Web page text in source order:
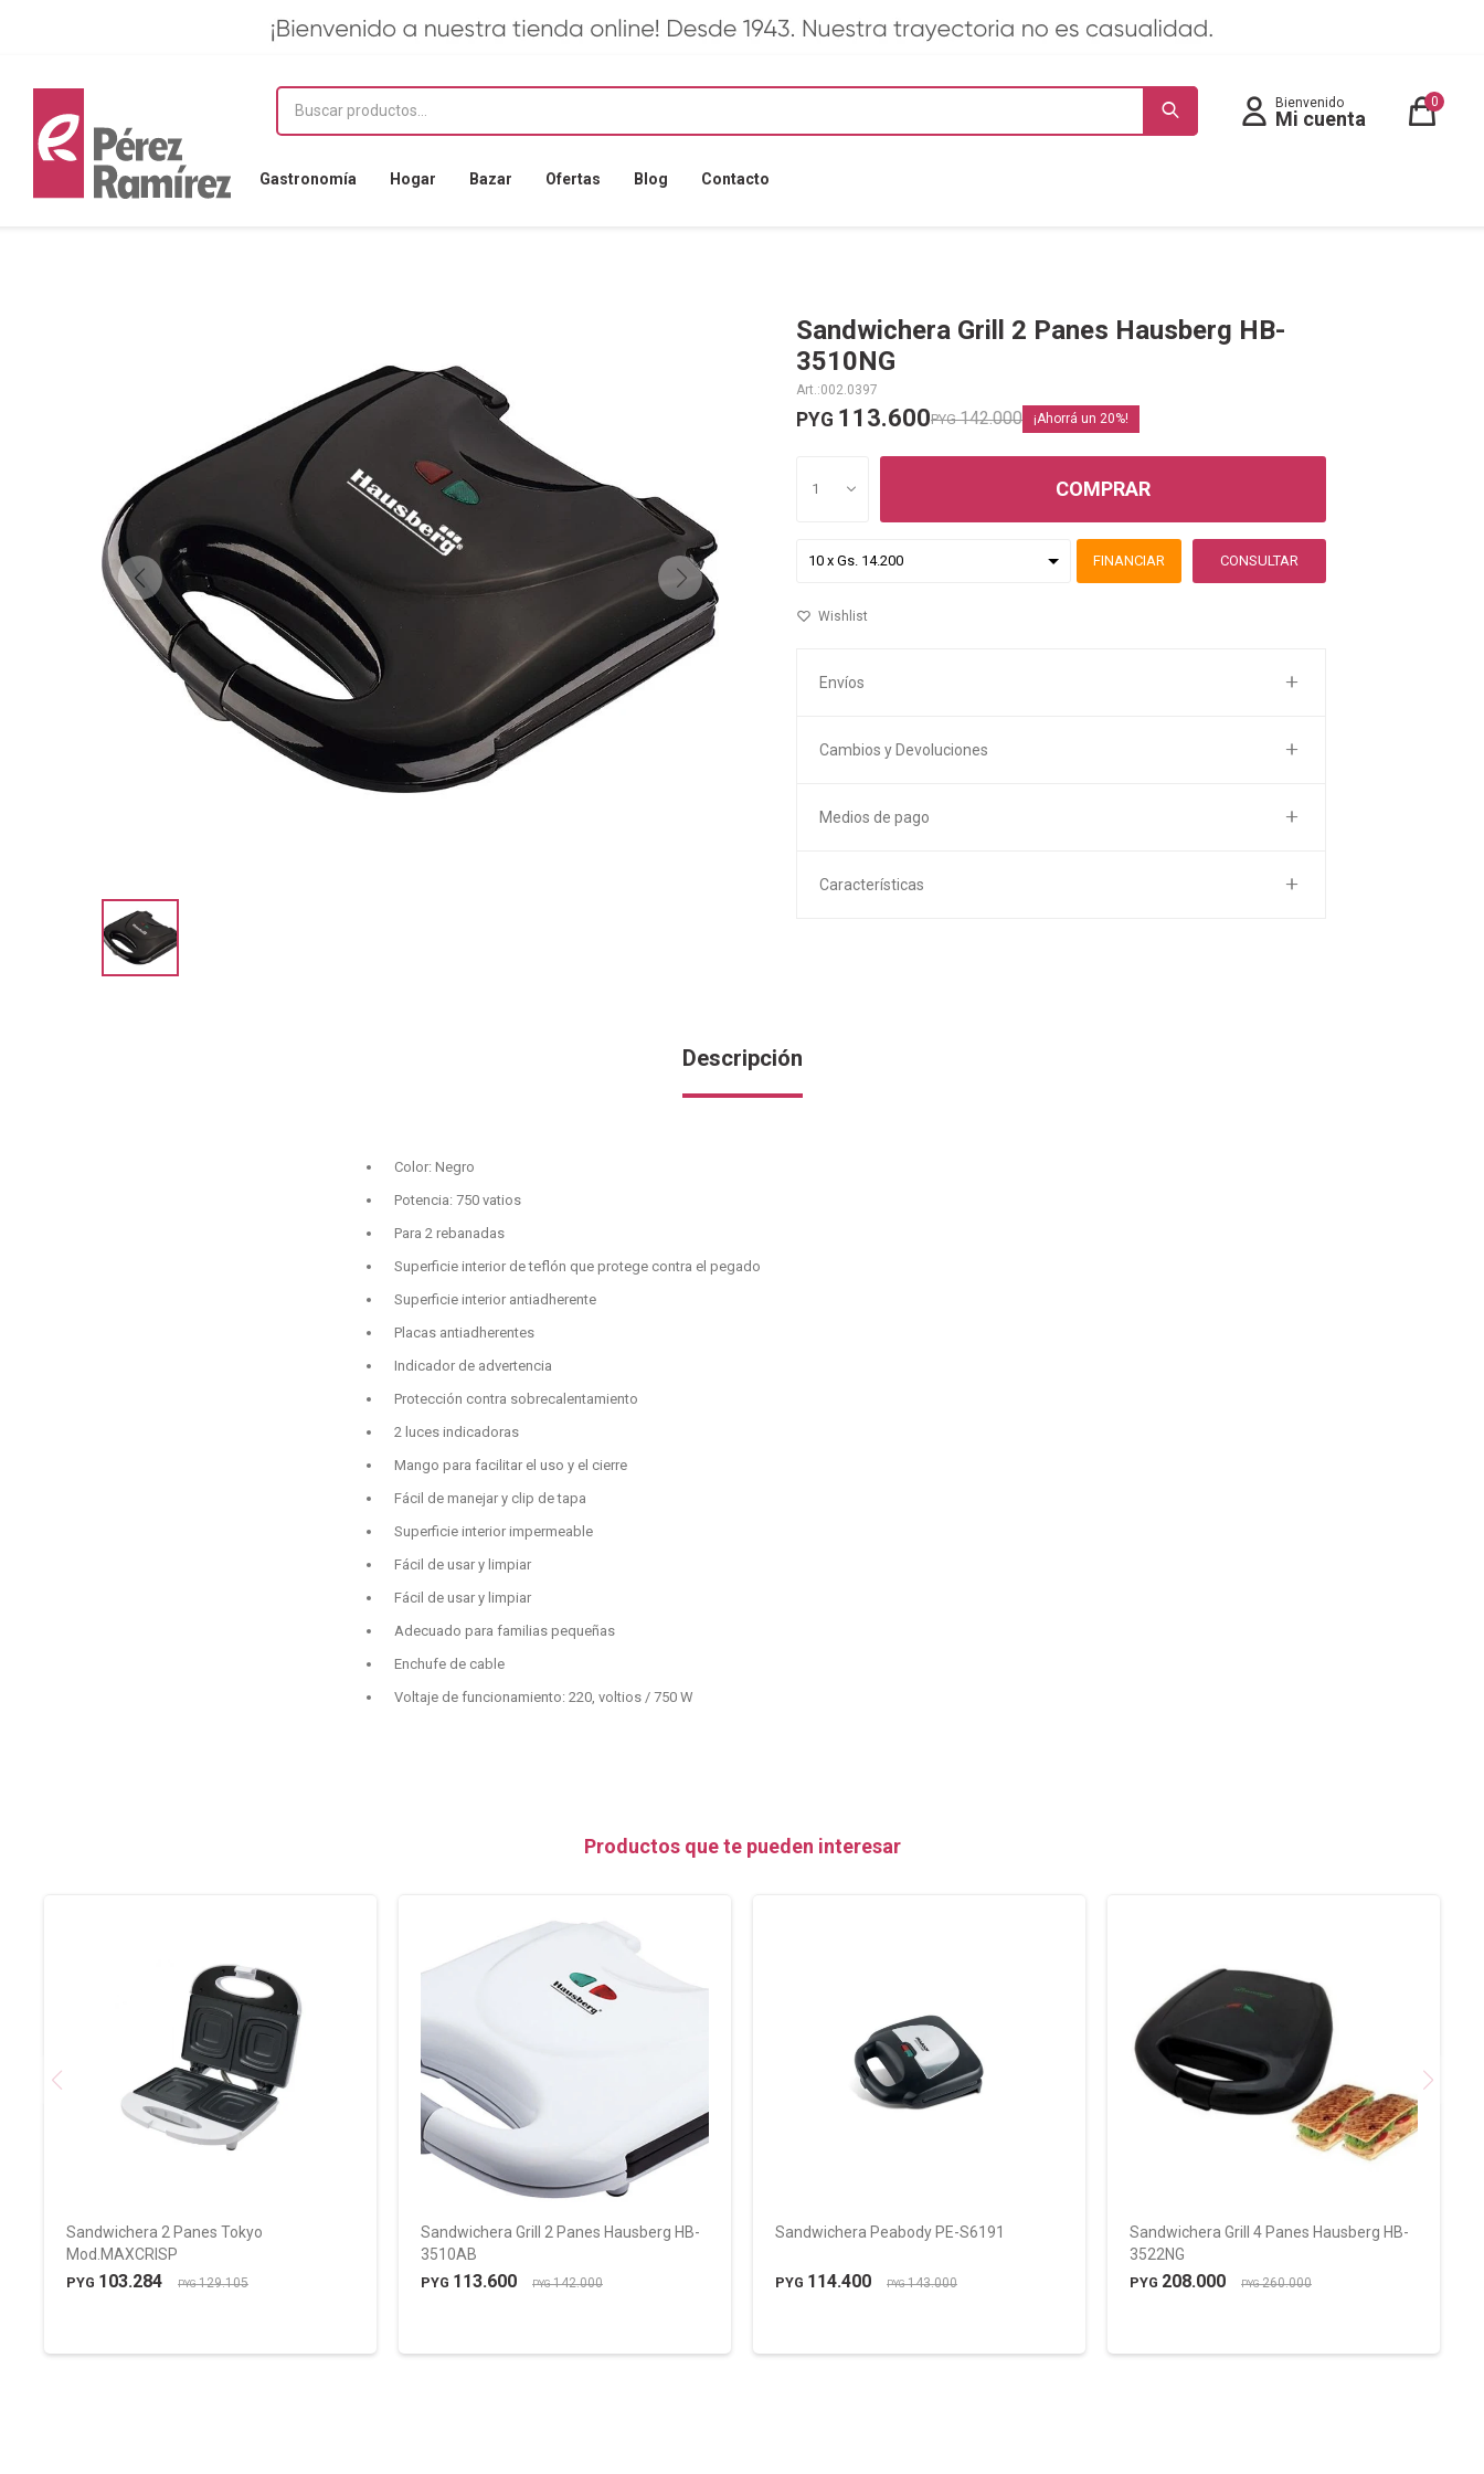
Gastronomía Hogar Bazar Ofertas Blog Contacto
0
Sandwichera Grill 2 Panes Hausberg HB-
3510NG
002.0397
PYG 113.600PYG 142.000 20
1 COMPRAR
FINANCIAR CONSULTAR
Envíos
Cambios y Devoluciones
Medios de pago
Características
Descripción
Color: Negro
Potencia: 750 vatios
Para 2 rebanadas
Superficie interior de teflón que protege contra el pegado
Superficie interior antiadherente
Placas antiadherentes
Indicador de advertencia
Protección contra sobrecalentamiento
2 luces indicadoras
Mango para facilitar el uso y el cierre
Fácil de manejar y clip de tapa
Superficie interior impermeable
Fácil de usar y limpiar
Fácil de usar y limpiar
Adecuado para familias pequeñas
Enchufe de cable
Voltaje de funcionamiento: 220, voltios / 750 W
Productos que te pueden interesar
Sandwichera 2 Panes Tokyo
Mod.MAXCRISP
PYG 103.284 PYG129.105
Sandwichera Grill 2 Panes Hausberg HB-
3510AB
PYG 113.600 PYG142.000
Sandwichera Peabody PE-S6191
PYG 114.400 PYG143.000
Sandwichera Grill 4 Panes Hausberg HB-
3522NG
PYG 208.000 PYG260.000